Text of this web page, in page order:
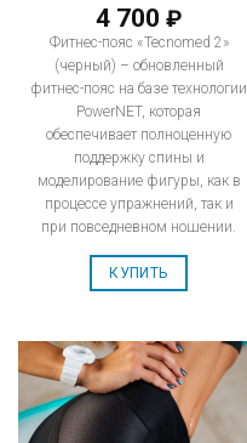
4 700 ₽
Фитнес-пояс «Tecnomed 2»
(черный) – обновленный
фитнес-пояс на базе технологии
PowerNET, которая
обеспечивает полноценную
поддержку спины и
моделирование фигуры, как в
процессе упражнений, так и
при повседневном ношении.
КУПИТЬ